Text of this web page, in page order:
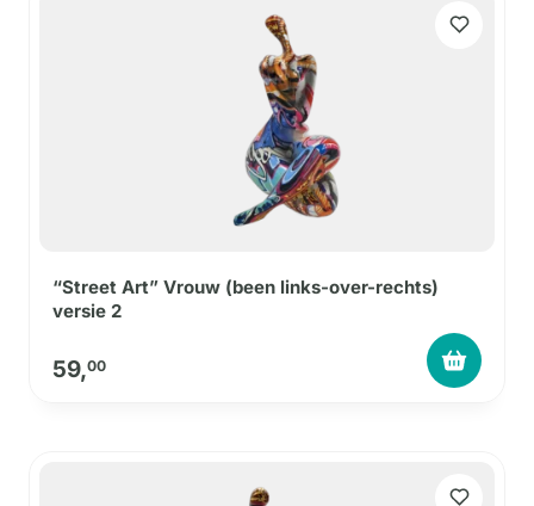
“Street Art” Vrouw (been links-over-rechts)
versie 2
59,00